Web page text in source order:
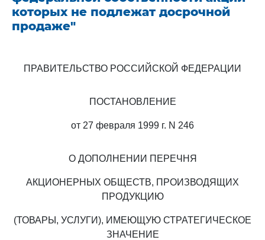
которых не подлежат досрочной
продаже"
ПРАВИТЕЛЬСТВО РОССИЙСКОЙ ФЕДЕРАЦИИ
ПОСТАНОВЛЕНИЕ
от 27 февраля 1999 г. N 246
О ДОПОЛНЕНИИ ПЕРЕЧНЯ
АКЦИОНЕРНЫХ ОБЩЕСТВ, ПРОИЗВОДЯЩИХ
ПРОДУКЦИЮ
(ТОВАРЫ, УСЛУГИ), ИМЕЮЩУЮ СТРАТЕГИЧЕСКОЕ
ЗНАЧЕНИЕ